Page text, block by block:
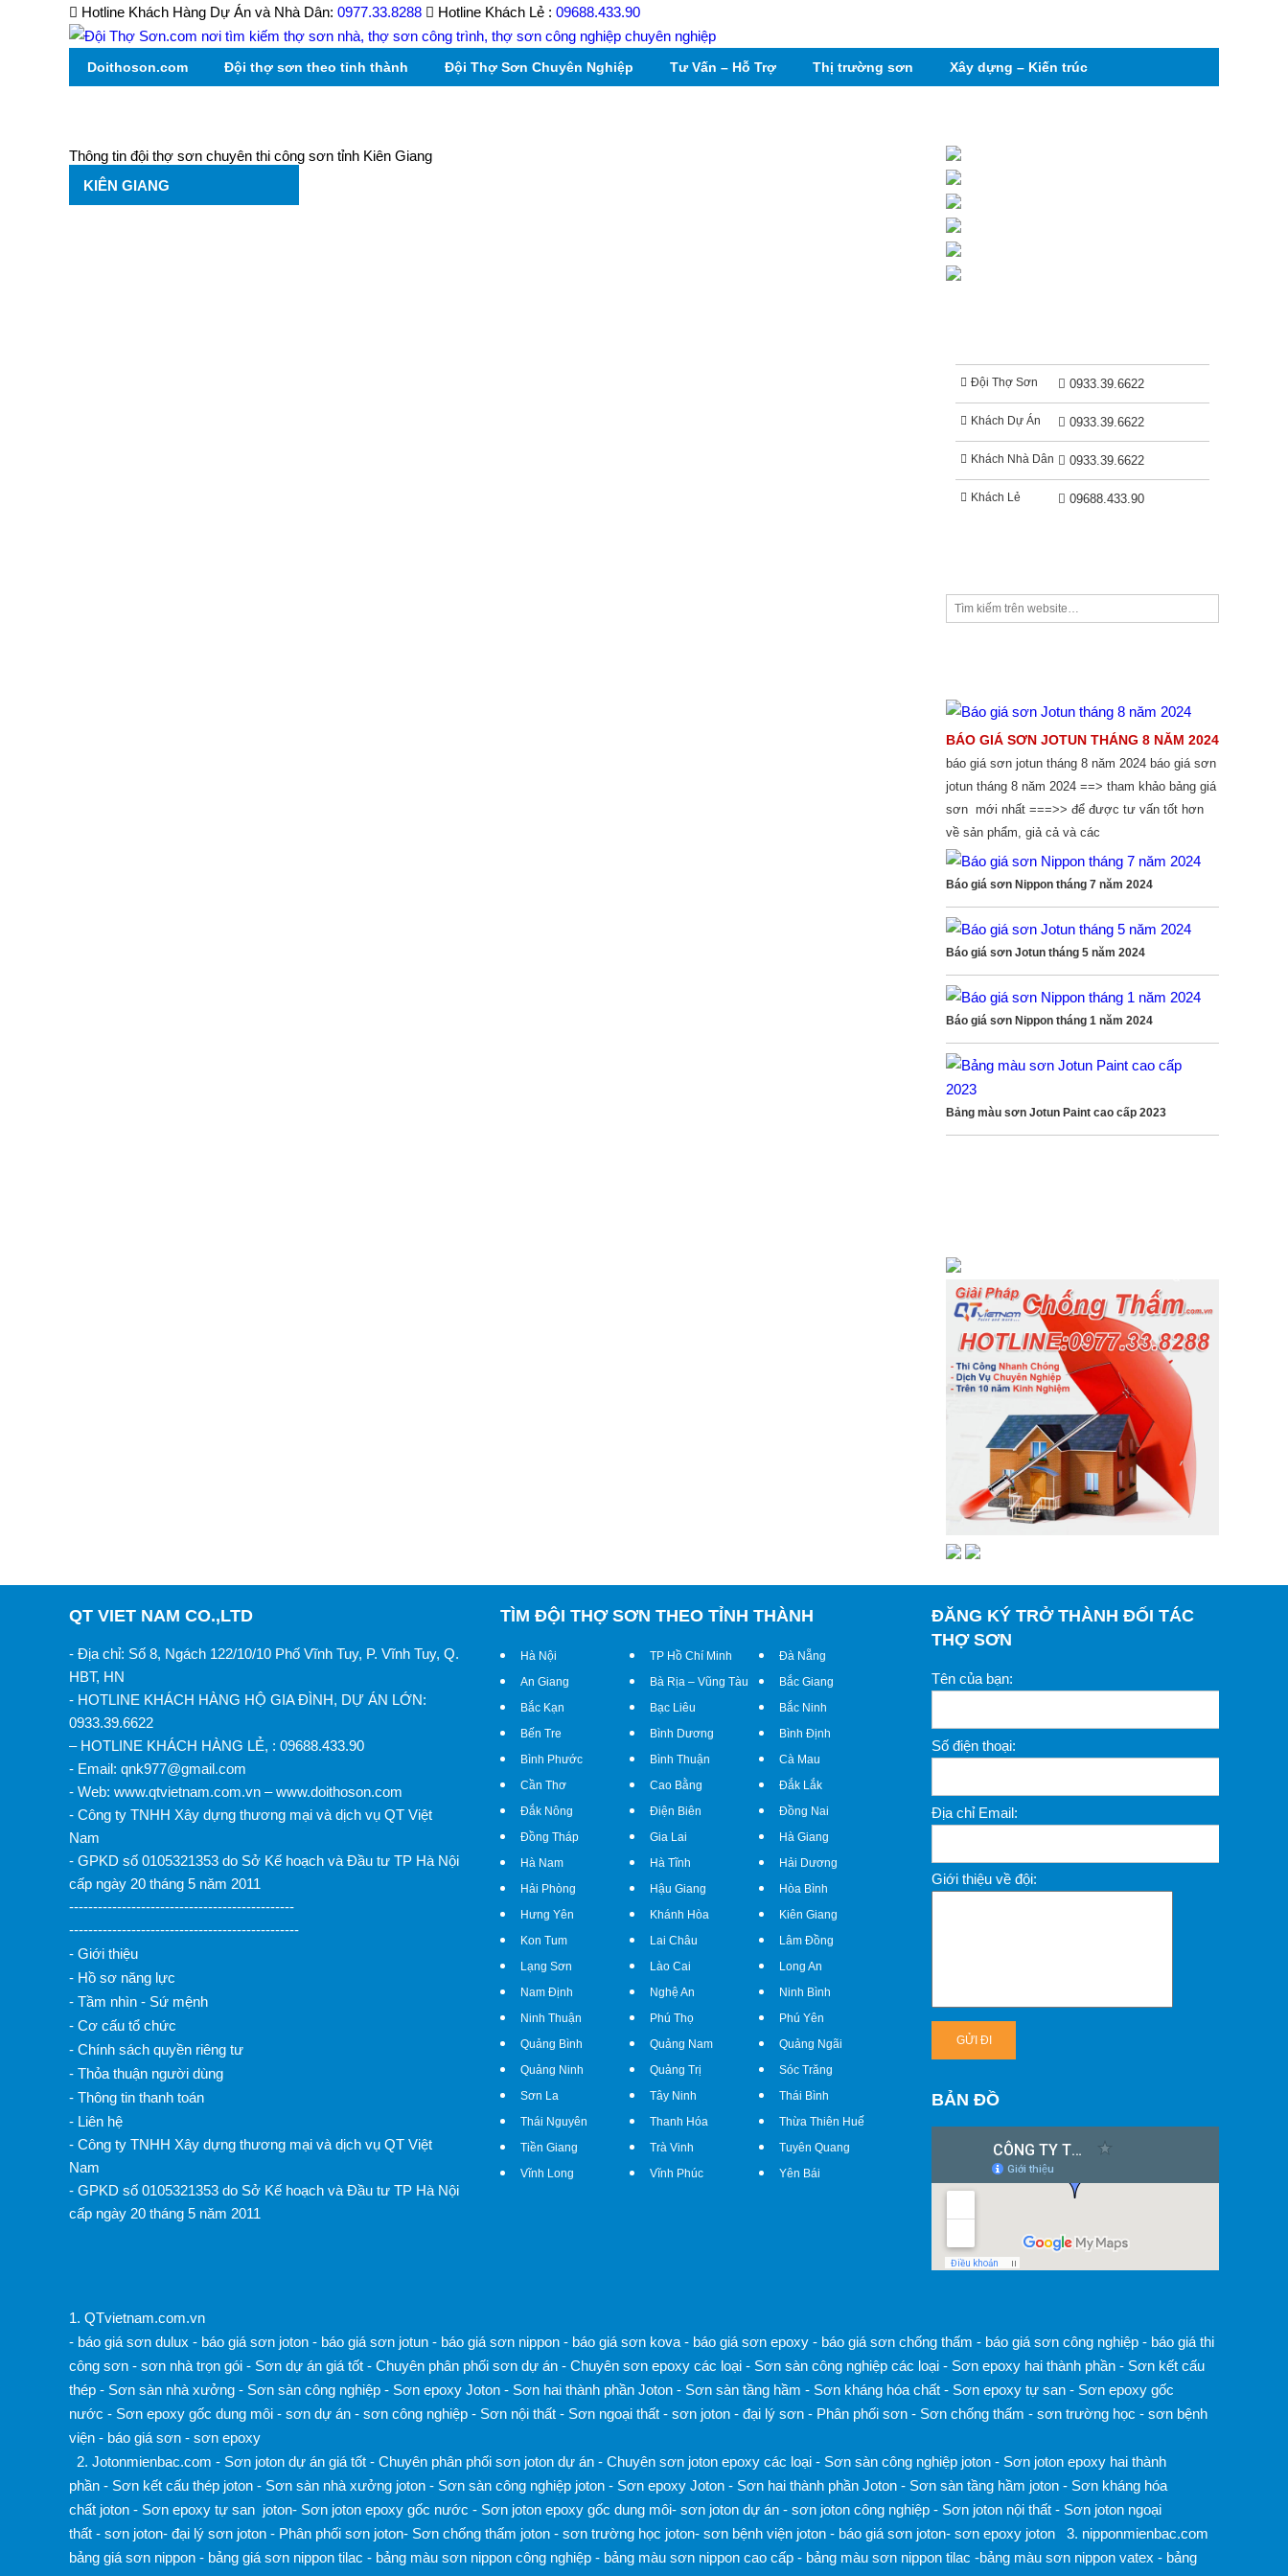
Hotline Khách Hàng Dự Án và Nhà Dân: 0977.33.8288 Hotline Khách Lẻ : 09688.433.90
Doithoson.com Đội thợ sơn theo tỉnh thành Đội Thợ Sơn Chuyên Nghiệp Tư Vấn – Hỗ Trợ Thị trường sơn Xây dựng – Kiến trúc
Thông tin đội thợ sơn chuyên thi công sơn tỉnh Kiên Giang
KIÊN GIANG
Đội Thợ Sơn 0933.39.6622
Khách Dự Án 0933.39.6622
Khách Nhà Dân 0933.39.6622
Khách Lẻ 09688.433.90
BÁO GIÁ SƠN JOTUN THÁNG 8 NĂM 2024
báo giá sơn jotun tháng 8 năm 2024 báo giá sơn
jotun tháng 8 năm 2024 ==> tham khảo bảng giá
sơn mới nhất ===>> để được tư vấn tốt hơn
về sản phẩm, giả cả và các
Báo giá sơn Nippon tháng 7 năm 2024
Báo giá sơn Jotun tháng 5 năm 2024
Báo giá sơn Nippon tháng 1 năm 2024
Bảng màu sơn Jotun Paint cao cấp 2023
QT VIET NAM CO.,LTD
- Địa chỉ: Số 8, Ngách 122/10/10 Phố Vĩnh Tuy, P. Vĩnh Tuy, Q.
HBT, HN
- HOTLINE KHÁCH HÀNG HỘ GIA ĐÌNH, DỰ ÁN LỚN:
0933.39.6622
– HOTLINE KHÁCH HÀNG LẺ, : 09688.433.90
- Email: qnk977@gmail.com
- Web: www.qtvietnam.com.vn – www.doithoson.com
- Công ty TNHH Xây dựng thương mại và dịch vụ QT Việt
Nam
- GPKD số 0105321353 do Sở Kế hoạch và Đầu tư TP Hà Nội
cấp ngày 20 tháng 5 năm 2011
-----------------------------------------------
------------------------------------------------
- Giới thiệu
- Hồ sơ năng lực
- Tầm nhìn - Sứ mệnh
- Cơ cấu tổ chức
- Chính sách quyền riêng tư
- Thỏa thuận người dùng
- Thông tin thanh toán
- Liên hệ
- Công ty TNHH Xây dựng thương mại và dịch vụ QT Việt
Nam
- GPKD số 0105321353 do Sở Kế hoạch và Đầu tư TP Hà Nội
cấp ngày 20 tháng 5 năm 2011
TÌM ĐỘI THỢ SƠN THEO TỈNH THÀNH
Hà Nội TP Hồ Chí Minh
Đà Nẵng
An Giang
Bà Rịa – Vũng Tàu
Bắc Giang
Bắc Kạn
Bạc Liêu
Bắc Ninh
Bến Tre
Bình Dương
Bình Định
Bình Phước
Bình Thuận
Cà Mau
Cần Thơ
Cao Bằng
Đắk Lắk
Đắk Nông
Điện Biên
Đồng Nai
Đồng Tháp
Gia Lai
Hà Giang
Hà Nam
Hà Tĩnh
Hải Dương
Hải Phòng
Hậu Giang
Hòa Bình
Hưng Yên
Khánh Hòa
Kiên Giang
Kon Tum
Lai Châu
Lâm Đồng
Lạng Sơn
Lào Cai
Long An
Nam Định
Nghệ An
Ninh Bình
Ninh Thuận
Phú Thọ
Phú Yên
Quảng Bình
Quảng Nam
Quảng Ngãi
Quảng Ninh
Quảng Trị
Sóc Trăng
Sơn La
Tây Ninh
Thái Bình
Thái Nguyên
Thanh Hóa
Thừa Thiên Huế
Tiền Giang
Trà Vinh
Tuyên Quang
Vĩnh Long
Vĩnh Phúc Yên Bái
ĐĂNG KÝ TRỞ THÀNH ĐỐI TÁC
THỢ SƠN
Tên của bạn:
Số điện thoại:
Địa chỉ Email:
Giới thiệu về đội:
BẢN ĐỒ
1. QTvietnam.com.vn
- báo giá sơn dulux - báo giá sơn joton - báo giá sơn jotun - báo giá sơn nippon - báo giá sơn kova - báo giá sơn epoxy - báo giá sơn chống thấm - báo giá sơn công nghiệp - báo giá thi
công sơn - sơn nhà trọn gói - Sơn dự án giá tốt - Chuyên phân phối sơn dự án - Chuyên sơn epoxy các loại - Sơn sàn công nghiệp các loại - Sơn epoxy hai thành phần - Sơn kết cấu
thép - Sơn sàn nhà xưởng - Sơn sàn công nghiệp - Sơn epoxy Joton - Sơn hai thành phần Joton - Sơn sàn tầng hầm - Sơn kháng hóa chất - Sơn epoxy tự san - Sơn epoxy gốc
nước - Sơn epoxy gốc dung môi - sơn dự án - sơn công nghiệp - Sơn nội thất - Sơn ngoại thất - sơn joton - đại lý sơn - Phân phối sơn - Sơn chống thấm - sơn trường học - sơn bệnh
viện - báo giá sơn - sơn epoxy
2. Jotonmienbac.com - Sơn joton dự án giá tốt - Chuyên phân phối sơn joton dự án - Chuyên sơn joton epoxy các loại - Sơn sàn công nghiệp joton - Sơn joton epoxy hai thành
phần - Sơn kết cấu thép joton - Sơn sàn nhà xưởng joton - Sơn sàn công nghiệp joton - Sơn epoxy Joton - Sơn hai thành phần Joton - Sơn sàn tầng hầm joton - Sơn kháng hóa
chất joton - Sơn epoxy tự san joton- Sơn joton epoxy gốc nước - Sơn joton epoxy gốc dung môi- sơn joton dự án - sơn joton công nghiệp - Sơn joton nội thất - Sơn joton ngoại
thất - sơn joton- đại lý sơn joton - Phân phối sơn joton- Sơn chống thấm joton - sơn trường học joton- sơn bệnh viện joton - báo giá sơn joton- sơn epoxy joton 3. nipponmienbac.com
bảng giá sơn nippon - bảng giá sơn nippon tilac - bảng màu sơn nippon công nghiệp - bảng màu sơn nippon cao cấp - bảng màu sơn nippon tilac -bảng màu sơn nippon vatex - bảng